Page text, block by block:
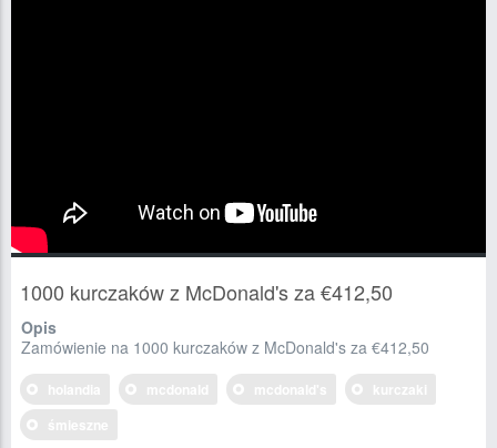
1000 kurczaków z McDonald's za €412,50
Opis
Zamówienie na 1000 kurczaków z McDonald's za €412,50